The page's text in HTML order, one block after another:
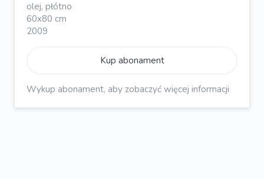
olej, płótno
60x80 cm
2009
Kup abonament
Wykup abonament, aby zobaczyć więcej informacji